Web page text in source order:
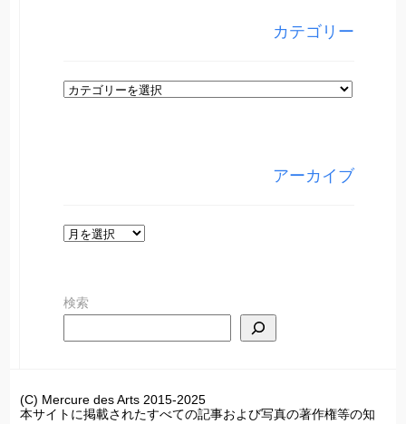
カテゴリー
カ
アーカイブ
ア
イ
検索
(C) Mercure des Arts 2015-2025
本サイトに掲載されたすべての記事および写真の著作権等の知